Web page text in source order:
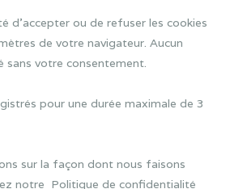
d’accepter ou de refuser les cookies
de votre navigateur. Aucun
sans votre consentement.
pour une durée maximale de 3
sur la façon dont nous faisons
notre Politique de confidentialité